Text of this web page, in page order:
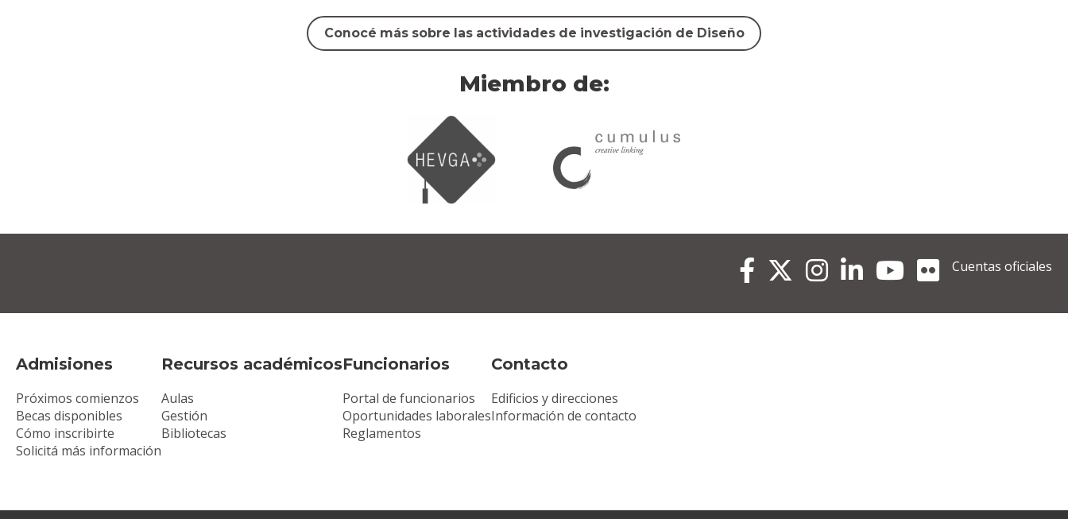
Conocé más sobre las actividades de investigación de Diseño
Miembro de:
Admisiones
Próximos comienzos
Becas disponibles
Cómo inscribirte
Solicitá más información
Recursos académicos
Aulas
Gestión
Bibliotecas
Funcionarios
Portal de funcionarios
Oportunidades laborales
Reglamentos
Contacto
Edificios y direcciones
Información de contacto
Cuentas oficiales